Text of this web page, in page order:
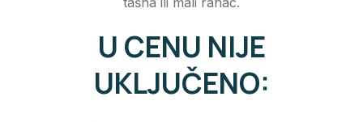
U CENU NIJE
UKLJUČENO: